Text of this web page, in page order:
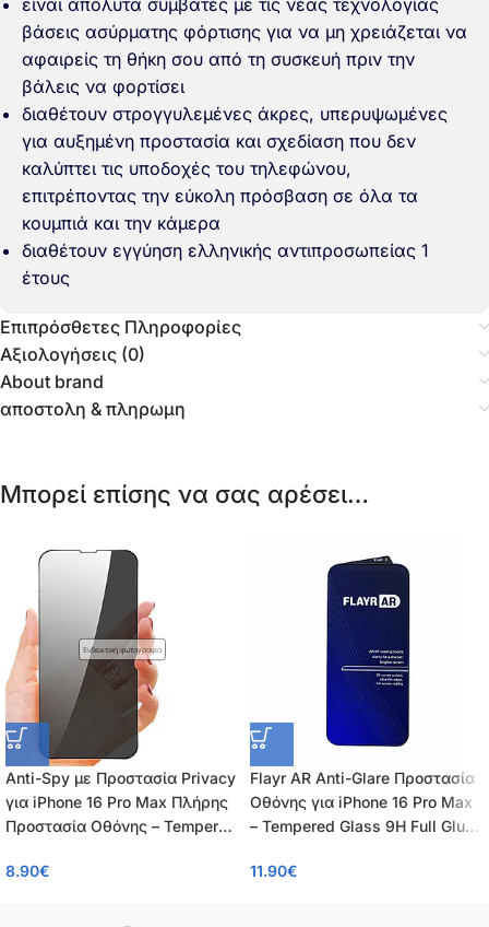
βάσεις ασύρματης φόρτισης για να μη χρειάζεται να
αφαιρείς τη θήκη σου από τη συσκευή πριν την
βάλεις να φορτίσει
διαθέτουν στρογγυλεμένες άκρες, υπερυψωμένες
για αυξημένη προστασία και σχεδίαση που δεν
καλύπτει τις υποδοχές του τηλεφώνου,
επιτρέποντας την εύκολη πρόσβαση σε όλα τα
κουμπιά και την κάμερα
διαθέτουν εγγύηση ελληνικής αντιπροσωπείας 1
έτους
Επιπρόσθετες Πληροφορίες
Αξιολογήσεις (0)
About brand
αποστολη & πληρωμη
Μπορεί επίσης να σας αρέσει…
Ενδεικτική φωτογραφία
Anti-Spy με Προστασία Privacy
για iPhone 16 Pro Max Πλήρης
Προστασία Οθόνης – Tempered
0.26mm
8.90€
Flayr AR Anti-Glare Προστασία
Οθόνης για iPhone 16 Pro Max
– Tempered Glass 9H Full Glue,
0.55mm
11.90€